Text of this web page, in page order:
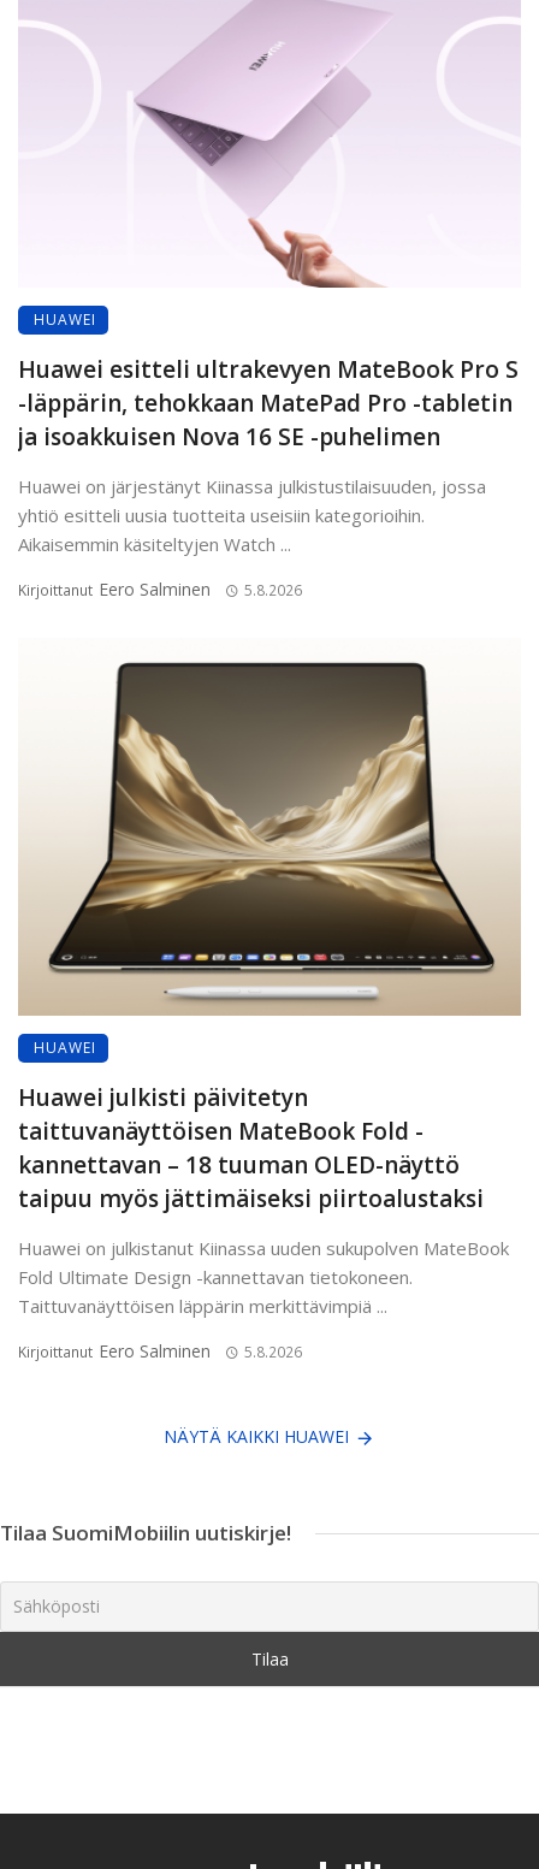
HUAWEI
Huawei esitteli ultrakevyen MateBook Pro S
-läppärin, tehokkaan MatePad Pro -tabletin
ja isoakkuisen Nova 16 SE -puhelimen
Huawei on järjestänyt Kiinassa julkistustilaisuuden, jossa
yhtiö esitteli uusia tuotteita useisiin kategorioihin.
Aikaisemmin käsiteltyjen Watch ...
Kirjoittanut Eero Salminen 5.8.2026
HUAWEI
Huawei julkisti päivitetyn
taittuvanäyttöisen MateBook Fold -
kannettavan – 18 tuuman OLED-näyttö
taipuu myös jättimäiseksi piirtoalustaksi
Huawei on julkistanut Kiinassa uuden sukupolven MateBook
Fold Ultimate Design -kannettavan tietokoneen.
Taittuvanäyttöisen läppärin merkittävimpiä ...
Kirjoittanut Eero Salminen 5.8.2026
NÄYTÄ KAIKKI HUAWEI
Tilaa SuomiMobiilin uutiskirje!